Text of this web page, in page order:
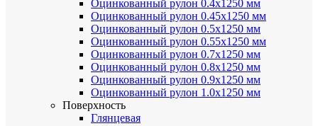
Оцинкованный рулон 0.4х1250 мм
Оцинкованный рулон 0.45х1250 мм
Оцинкованный рулон 0.5х1250 мм
Оцинкованный рулон 0.55х1250 мм
Оцинкованный рулон 0.7х1250 мм
Оцинкованный рулон 0.8х1250 мм
Оцинкованный рулон 0.9х1250 мм
Оцинкованный рулон 1.0х1250 мм
Поверхность
Глянцевая